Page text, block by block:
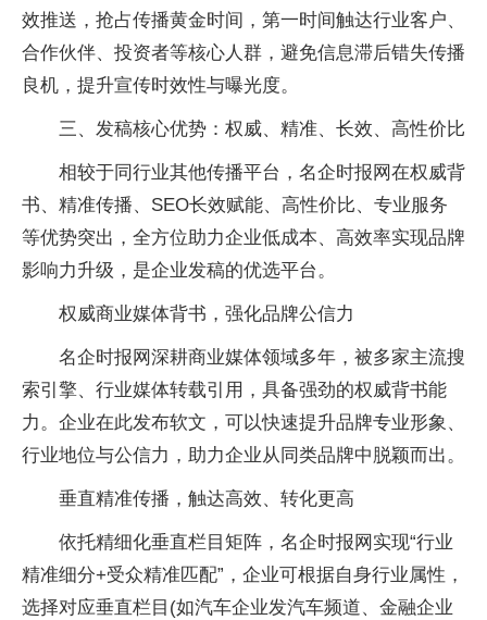
效推送，抢占传播黄金时间，第一时间触达行业客户、
合作伙伴、投资者等核心人群，避免信息滞后错失传播
良机，提升宣传时效性与曝光度。
三、发稿核心优势：权威、精准、长效、高性价比
相较于同行业其他传播平台，名企时报网在权威背
书、精准传播、SEO长效赋能、高性价比、专业服务
等优势突出，全方位助力企业低成本、高效率实现品牌
影响力升级，是企业发稿的优选平台。
权威商业媒体背书，强化品牌公信力
名企时报网深耕商业媒体领域多年，被多家主流搜
索引擎、行业媒体转载引用，具备强劲的权威背书能
力。企业在此发布软文，可以快速提升品牌专业形象、
行业地位与公信力，助力企业从同类品牌中脱颖而出。
垂直精准传播，触达高效、转化更高
依托精细化垂直栏目矩阵，名企时报网实现“行业
精准细分+受众精准匹配”，企业可根据自身行业属性，
选择对应垂直栏目(如汽车企业发汽车频道、金融企业